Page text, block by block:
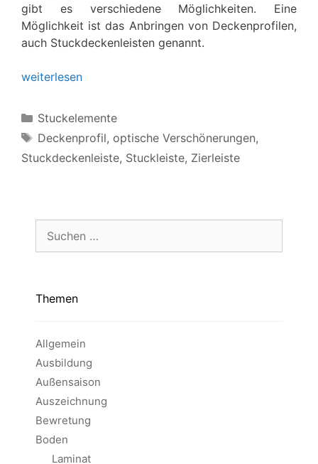
gibt es verschiedene Möglichkeiten. Eine
Möglichkeit ist das Anbringen von Deckenprofilen,
auch Stuckdeckenleisten genannt.
weiterlesen
Kategorien
Stuckelemente
Schlagwörter
Deckenprofil, optische Verschönerungen,
Stuckdeckenleiste, Stuckleiste, Zierleiste
nach:
Themen
Allgemein
Ausbildung
Außensaison
Auszeichnung
Bewretung
Boden
Laminat